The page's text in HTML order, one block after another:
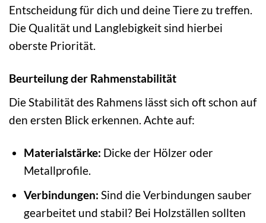
Entscheidung für dich und deine Tiere zu treffen.
Die Qualität und Langlebigkeit sind hierbei
oberste Priorität.
Beurteilung der Rahmenstabilität
Die Stabilität des Rahmens lässt sich oft schon auf
den ersten Blick erkennen. Achte auf:
Materialstärke: Dicke der Hölzer oder
Metallprofile.
Verbindungen: Sind die Verbindungen sauber
gearbeitet und stabil? Bei Holzställen sollten